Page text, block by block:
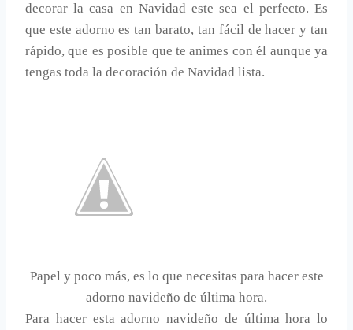
decorar la casa en Navidad este sea el perfecto. Es
que este adorno es tan barato, tan fácil de hacer y tan
rápido, que es posible que te animes con él aunque ya
tengas toda la decoración de Navidad lista.
Papel y poco más, es lo que necesitas para hacer este
adorno navideño de última hora.
Para hacer esta adorno navideño de última hora lo